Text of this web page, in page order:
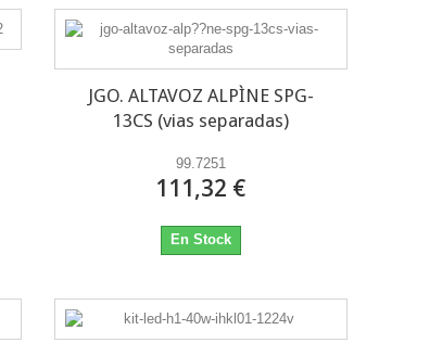
JGO. ALTAVOZ ALPÌNE SPG-
13CS (vias separadas)
99.7251
111,32 €
En Stock